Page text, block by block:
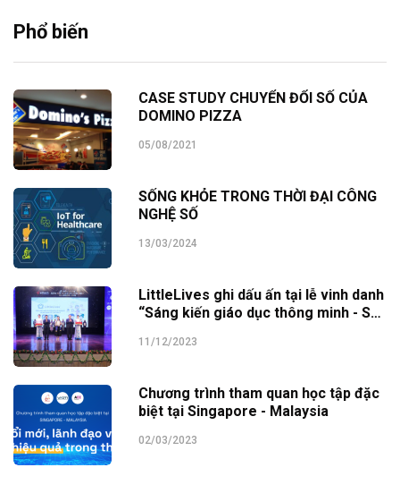
Phổ biến
CASE STUDY CHUYỂN ĐỔI SỐ CỦA
DOMINO PIZZA
05/08/2021
SỐNG KHỎE TRONG THỜI ĐẠI CÔNG
NGHỆ SỐ
13/03/2024
LittleLives ghi dấu ấn tại lễ vinh danh
“Sáng kiến giáo dục thông minh - SEI
11/12/2023
Chương trình tham quan học tập đặc
biệt tại Singapore - Malaysia
02/03/2023